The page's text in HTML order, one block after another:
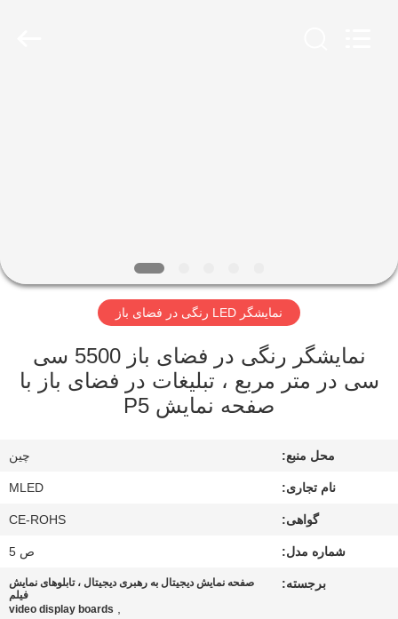
ما
کارخانه
COMPANY
نمایشگر LED رنگی در فضای باز
نمایشگر رنگی در فضای باز 5500 سی
سی در متر مربع ، تبلیغات در فضای باز با
صفحه نمایش P5
محل منبع: چین
نام تجاری: MLED
گواهی: CE-ROHS
شماره مدل: ص 5
برجسته:
صفحه نمایش دیجیتال به رهبری دیجیتال ، تابلوهای نمایش
فیلم
,
video display boards